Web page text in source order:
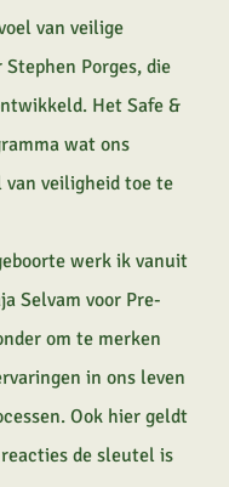
van veilige
Porges, die
Het Safe &
wat ons
veiligheid toe te
werk ik vanuit
Selvam voor Pre-
om te merken
in ons leven
Ook hier geldt
de sleutel is